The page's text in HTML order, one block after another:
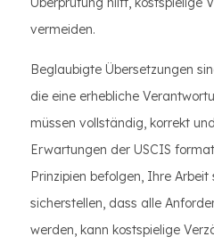
vermeiden.
Beglaubigte Übersetzungen
die eine erhebliche
müssen vollständig, korrekt
Erwartungen der USCIS
Prinzipien befolgen, Ihre
sicherstellen, dass alle
werden, kann kostspielige